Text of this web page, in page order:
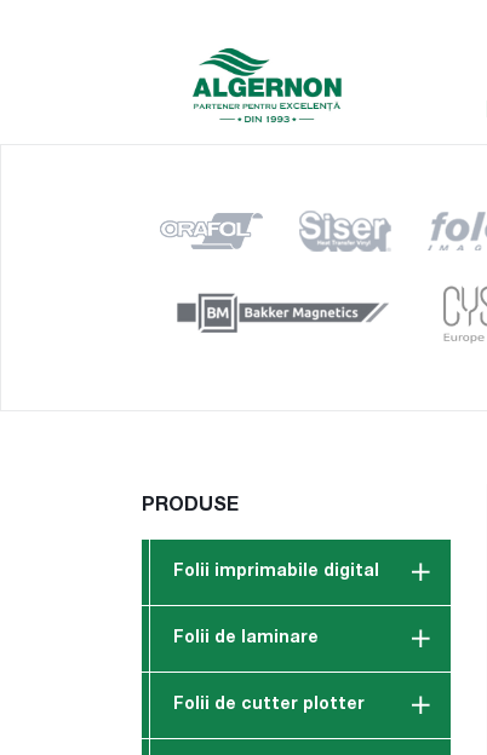
PRODUSE
Folii imprimabile digital
Folii de laminare
Folii de cutter plotter